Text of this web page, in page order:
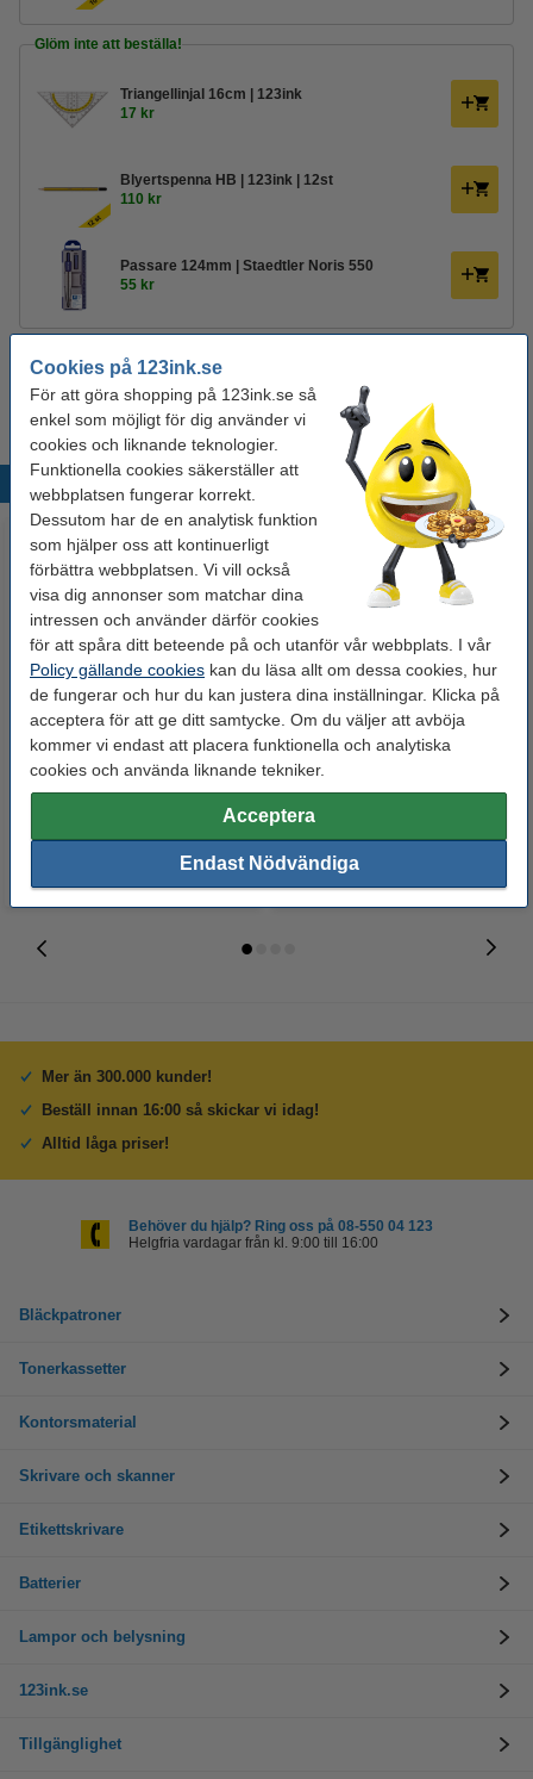
Cookies på 123ink.se
För att göra shopping på 123ink.se så
enkel som möjligt för dig använder vi
cookies och liknande teknologier.
Funktionella cookies säkerställer att
webbplatsen fungerar korrekt.
Dessutom har de en analytisk funktion
som hjälper oss att kontinuerligt
förbättra webbplatsen. Vi vill också
visa dig annonser som matchar dina
intressen och använder därför cookies
för att spåra ditt beteende på och utanför vår webbplats. I vår
Policy gällande cookies kan du läsa allt om dessa cookies, hur
de fungerar och hur du kan justera dina inställningar. Klicka på
acceptera för att ge ditt samtycke. Om du väljer att avböja
kommer vi endast att placera funktionella och analytiska
cookies och använda liknande tekniker.
Acceptera
Endast Nödvändiga
Glöm inte att beställa!
Triangellinjal 16cm | 123ink
17 kr
Blyertspenna HB | 123ink | 12st
110 kr
Passare 124mm | Staedtler Noris 550
55 kr
Märke: Möbius+Ruppert
EAN:
4004627361021 OEM:
Triangellinjal 16cm | 123ink
17 kr Inkl. 25% Moms
Linjal 30cm plast | 123ink
17 kr Inkl. 25% Moms
Mer än 300.000 kunder!
Beställ innan 16:00 så skickar vi idag!
Alltid låga priser!
Behöver du hjälp? Ring oss på 08-550 04 123
Helgfria vardagar från kl. 9:00 till 16:00
Bläckpatroner
Tonerkassetter
Kontorsmaterial
Skrivare och skanner
Etikettskrivare
Batterier
Lampor och belysning
123ink.se
Tillgänglighet